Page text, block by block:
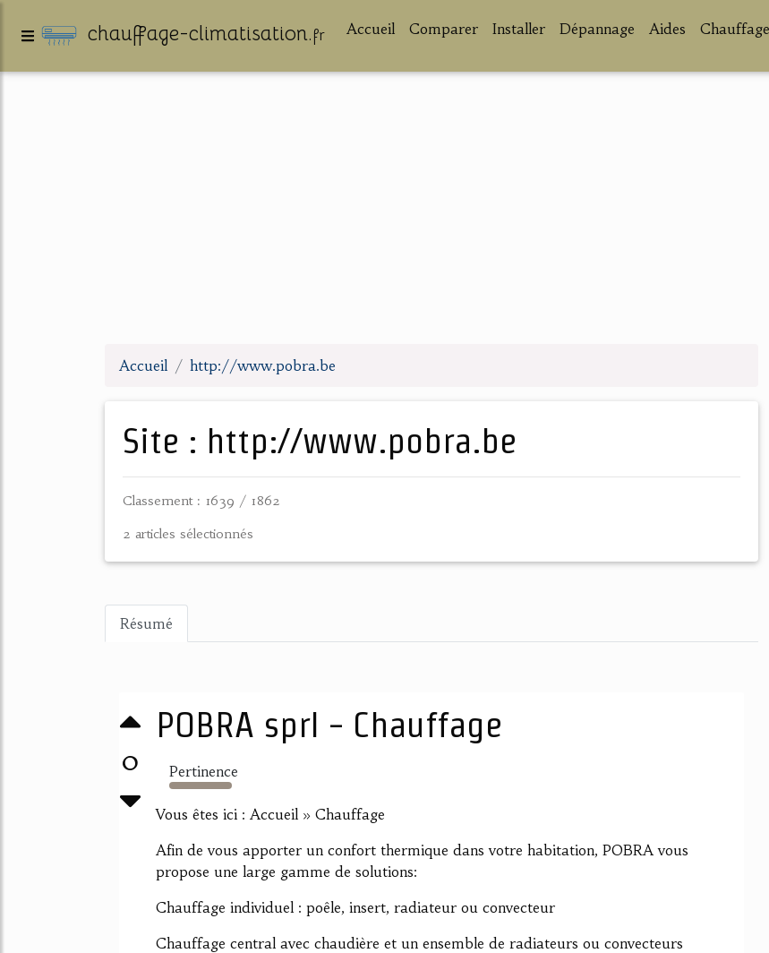
chauffage-climatisation.fr Accueil Comparer Installer Dépannage Aides Chauffage
Accueil http://www.pobra.be
Site : http://www.pobra.be
Classement : 1639 / 1862
2 articles sélectionnés
Résumé
0
POBRA sprl - Chauffage
Pertinence
890%
Vous êtes ici : Accueil » Chauffage
Afin de vous apporter un confort thermique dans votre habitation, POBRA vous
propose une large gamme de solutions:
Chauffage individuel : poêle, insert, radiateur ou convecteur
Chauffage central avec chaudière et un ensemble de radiateurs ou convecteurs